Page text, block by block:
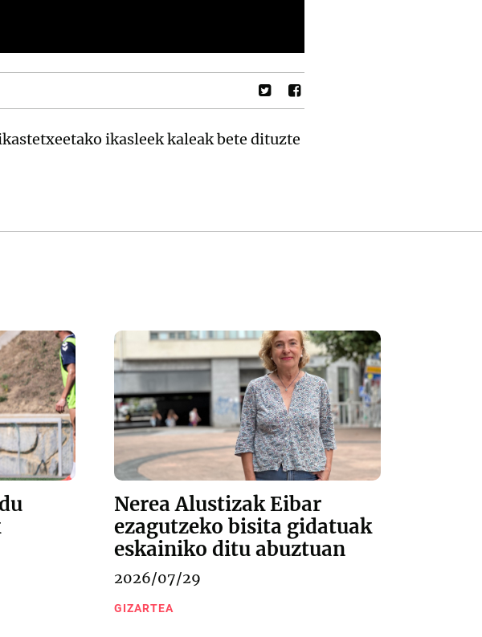
ikasleek kaleak bete dituzte
Nerea Alustizak Eibar
ezagutzeko bisita gidatuak
eskainiko ditu abuztuan
2026/07/29
GIZARTEA